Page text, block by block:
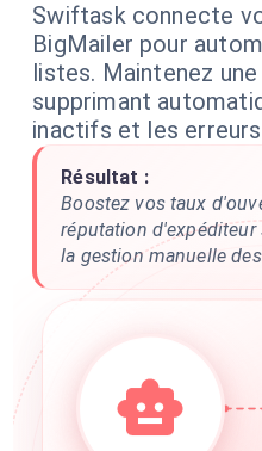
Swiftask connecte
BigMailer pour
listes. Maintenez
supprimant
inactifs et les
Résultat :
Boostez vos taux
réputation d'expéditeur
la gestion manuelle